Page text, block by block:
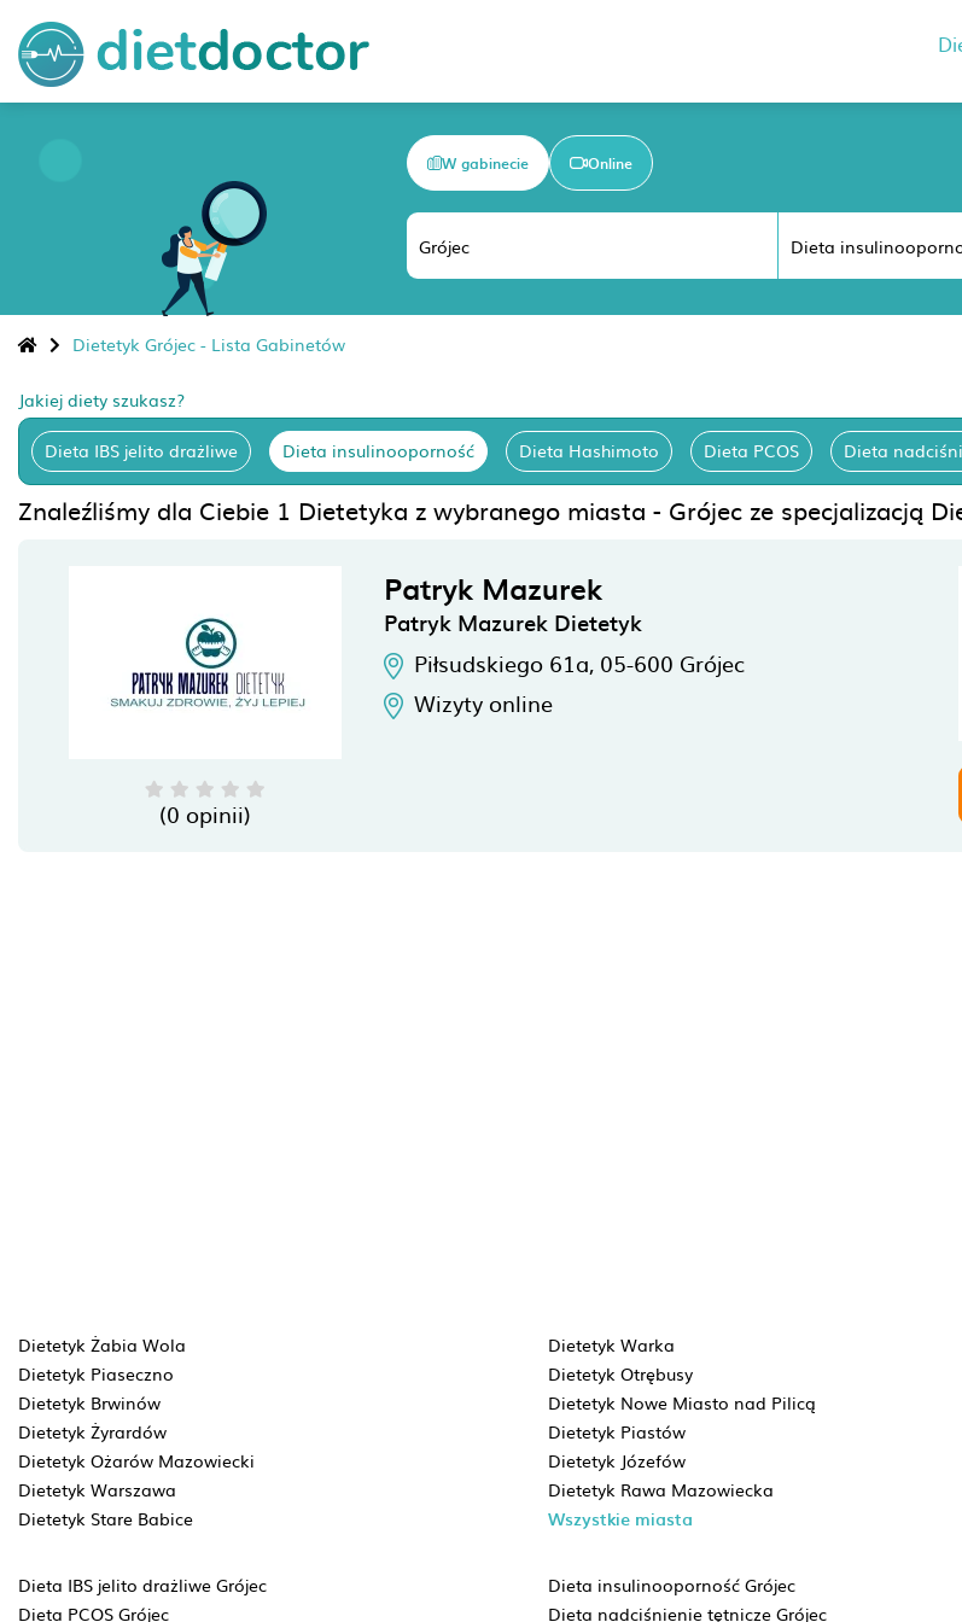
W gabinecie Online
Dietetyk Grójec - Lista Gabinetów
Jakiej diety szukasz?
Dieta IBS jelito drażliwe Dieta insulinooporność Dieta Hashimoto Dieta PCOS Dieta
Znaleźliśmy dla Ciebie 1 Dietetyka z wybranego miasta - Grójec ze specjalizacją
(0 opinii)
Patryk Mazurek
Patryk Mazurek Dietetyk
Piłsudskiego 61a, 05-600 Grójec
Wizyty online
Dietetyk Żabia Wola Dietetyk Warka
Dietetyk Piaseczno
Dietetyk Otrębusy
Dietetyk Brwinów
Dietetyk Nowe Miasto nad Pilicą
Dietetyk Żyrardów
Dietetyk Piastów
Dietetyk Ożarów Mazowiecki
Dietetyk Józefów
Dietetyk Warszawa
Dietetyk Rawa Mazowiecka
Dietetyk Stare Babice
Wszystkie miasta
Dieta IBS jelito drażliwe Grójec Dieta insulinooporność Grójec
Dieta PCOS Grójec
Dieta nadciśnienie tętnicze Grójec